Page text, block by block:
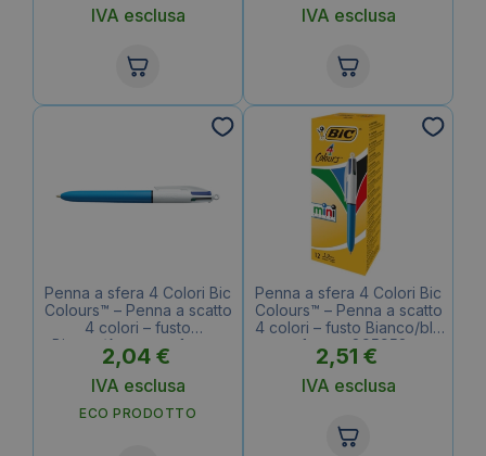
IVA esclusa IVA esclusa
Penna a sfera 4 Colori Bic
Colours™ – Penna a scatto
4 colori – fusto
Bianco/Azzurro – 1 mm –
801867
2,04 €
IVA esclusa
ECO PRODOTTO
Penna a sfera 4 Colori Bic
Colours™ – Penna a scatto
4 colori – fusto Bianco/blu
– 1 mm – 895958
2,51 €
IVA esclusa